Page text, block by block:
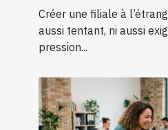
juridique et
Créer une filiale à
aussi tentant, ni aussi
pression...